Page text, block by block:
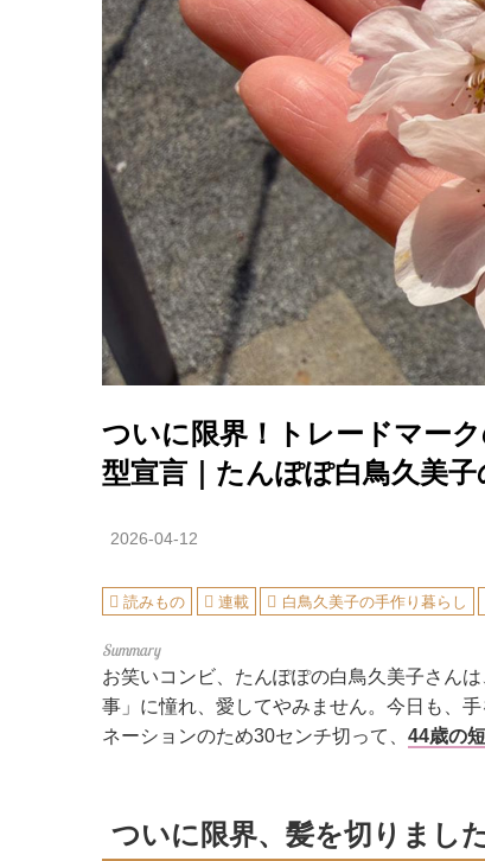
ついに限界！トレードマー
型宣言｜たんぽぽ白鳥久美
2026-04-12
読みもの 連載 白鳥久美子の手作り暮らし
お笑いコンビ、たんぽぽの白鳥久美子さん
事」に憧れ、愛してやみません。今日も、
ネーションのため30センチ切って、 44歳の
ついに限界、髪を切りまし